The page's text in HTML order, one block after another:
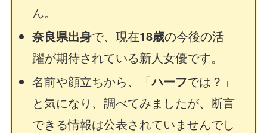
ん。
奈良県出身で、現在18歳の今後の活
躍が期待されている新人女優です。
名前や顔立ちから、「ハーフでは？」
と気になり、調べてみましたが、断言
できる情報は公表されていませんでし